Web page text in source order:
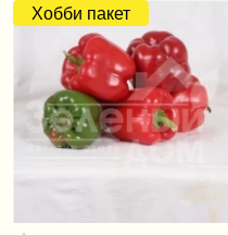
Хобби пакет